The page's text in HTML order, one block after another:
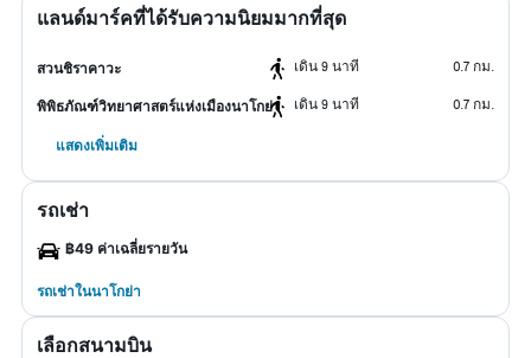
แลนด์มาร์คที่ได้รับความนิยมมากที่สุด
สวนชิราคาวะ เดิน 9 นาที 0.7 กม.
พิพิธภัณฑ์วิทยาศาสตร์แห่งเมืองนาโกย่า เดิน 9 นาที 0.7 กม.
แสดงเพิ่มเติม
รถเช่า
฿49 ค่าเฉลี่ยรายวัน
รถเช่าในนาโกย่า
เลือกสนามบิน